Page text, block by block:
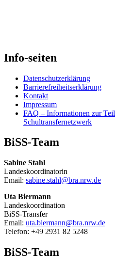
Info-seiten
Datenschutzerklärung
Barrierefreiheitserklärung
Kontakt
Impressum
FAQ – Informationen zur
Schultransfernetzwerk
BiSS-Team
Sabine Stahl
Landeskoordinatorin
Email: sabine.stahl@bra.nrw.de
Uta Biermann
Landeskoordination
BiSS-Transfer
Email: uta.biermann@bra.nrw.de
Telefon: +49 2931 82 5248
BiSS-Team